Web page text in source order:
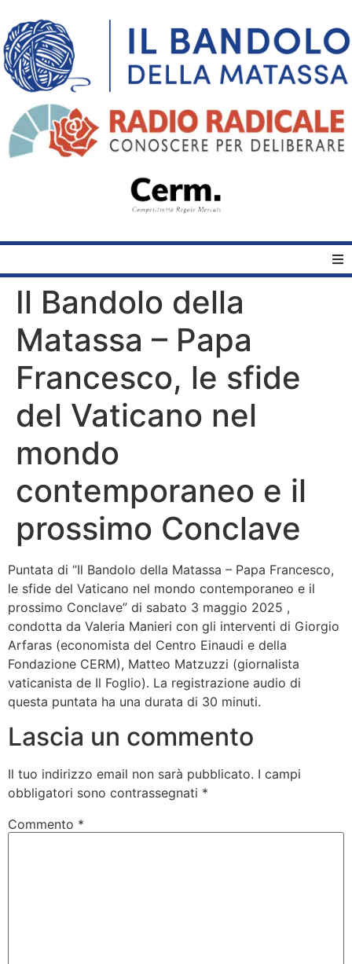
Home
Quelli del Bandolo
Bandolo
Connessioni
Fondazione CERM – Idee
Il Bandolo della
Matassa – Papa
Francesco, le sfide
del Vaticano nel
mondo
contemporaneo e il
prossimo Conclave
Puntata di “Il Bandolo della Matassa – Papa Francesco,
le sfide del Vaticano nel mondo contemporaneo e il
prossimo Conclave” di sabato 3 maggio 2025 ,
condotta da Valeria Manieri con gli interventi di Giorgio
Arfaras (economista del Centro Einaudi e della
Fondazione CERM), Matteo Matzuzzi (giornalista
vaticanista de Il Foglio). La registrazione audio di
questa puntata ha una durata di 30 minuti.
Lascia un commento
Il tuo indirizzo email non sarà pubblicato. I campi
obbligatori sono contrassegnati *
Commento *